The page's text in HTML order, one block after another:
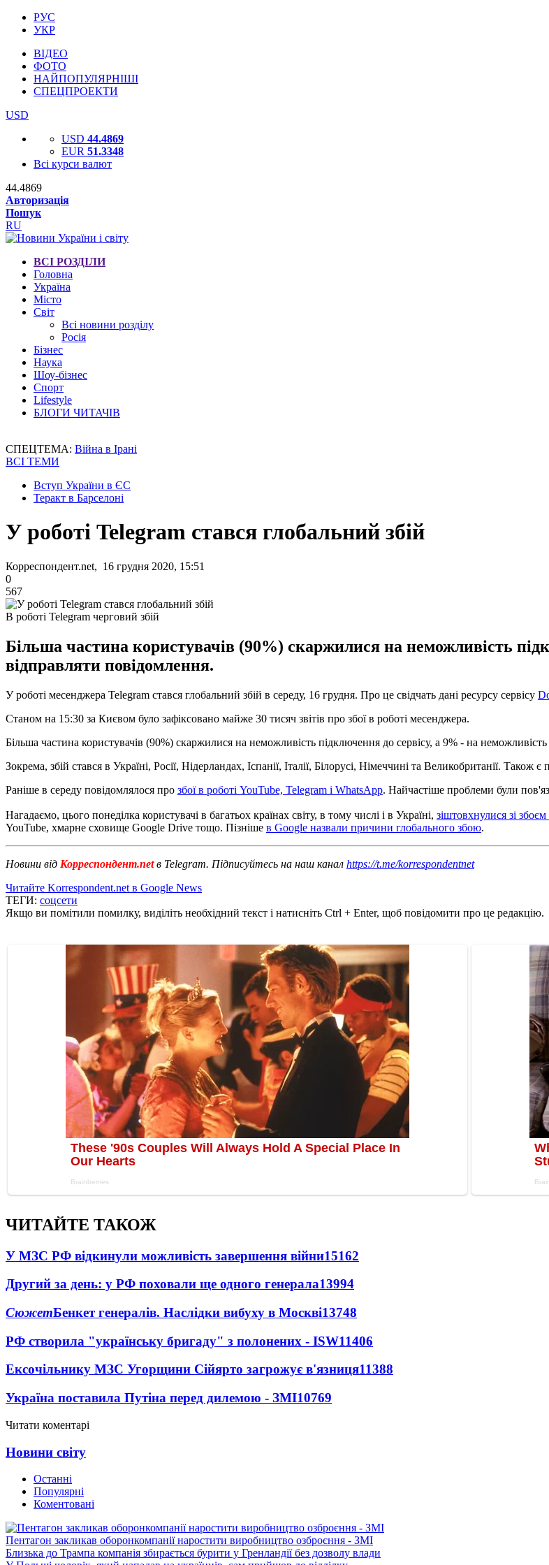
РУС
УКР
ВІДЕО
ФОТО
НАЙПОПУЛЯРНІШІ
СПЕЦПРОЕКТИ
USD
USD 44.4869
EUR 51.3348
Всі курси валют
44.4869
Авторизація
Пошук
RU
ВСІ РОЗДІЛИ
Головна
Україна
Місто
Світ
Всі новини розділу
Росія
Бізнес
Наука
Шоу-бізнес
Спорт
Lifestyle
БЛОГИ ЧИТАЧІВ
СПЕЦТЕМА: Війна в Ірані
ВСІ ТЕМИ
Вступ України в ЄС
Теракт в Барселоні
У роботі Telegram стався глобальний збій
Корреспондент.net, 16 грудня 2020, 15:51
0
567
В роботі Telegram черговий збій
Більша частина користувачів (90%) скаржилися на неможливість
відправляти повідомлення.
У роботі месенджера Telegram стався глобальний збій в середу, 16 грудня. Про це свідчать дані ресурсу сервісу
Станом на 15:30 за Києвом було зафіксовано майже 30 тисяч звітів про збої в роботі месенджера.
Більша частина користувачів (90%) скаржилися на неможливість підключення до сервісу, а 9% - на
Зокрема, збій стався в Україні, Росії, Нідерландах, Іспанії, Італії, Білорусі, Німеччині та Великобританії. Також
Раніше в середу повідомлялося про збої в роботі YouTube, Telegram і WhatsApp. Найчастіше проблеми були
Нагадаємо, цього понеділка користувачі в багатьох країнах світу, в тому числі і в Україні, зіштовхнулися зі
YouTube, хмарне сховище Google Drive тощо. Пізніше в Google назвали причини глобального збою.
Новини від Корреспондент.netв Telegram. Підписуйтесь на наш канал https://t.me/korrespondentnet
Читайте Korrespondent.net в Google News
ТЕГИ: соцсети
Якщо ви помітили помилку, виділіть необхідний текст і натисніть Ctrl + Enter, щоб повідомити про це редакцію.
ЧИТАЙТЕ ТАКОЖ
У МЗС РФ відкинули можливість завершення війни15162
Другий за день: у РФ поховали ще одного генерала13994
СюжетБенкет генералів. Наслідки вибуху в Москві13748
РФ створила "українську бригаду" з полонених - ISW11406
Ексочільнику МЗС Угорщини Сійярто загрожує в'язниця11388
Україна поставила Путіна перед дилемою - ЗМІ10769
Читати коментарі
Новини світу
Останні
Популярні
Коментовані
Пентагон закликав оборонкомпанії наростити виробництво озброєння - ЗМІ
Близька до Трампа компанія збирається бурити у Гренландії без дозволу влади